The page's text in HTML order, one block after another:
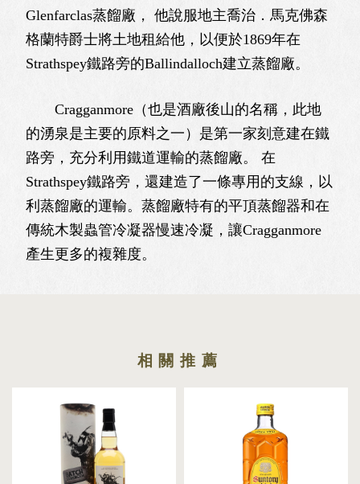
Glenfarclas蒸餾廠， 他說服地主喬治．馬克佛森
格蘭特爵士將土地租給他，以便於1869年在
Strathspey鐵路旁的Ballindalloch建立蒸餾廠。
Cragganmore（也是酒廠後山的名稱，此地
的湧泉是主要的原料之一）是第一家刻意建在鐵
路旁，充分利用鐵道運輸的蒸餾廠。 在
Strathspey鐵路旁，還建造了一條專用的支線，以
利蒸餾廠的運輸。蒸餾廠特有的平頂蒸餾器和在
傳統木製蟲管冷凝器慢速冷凝，讓Cragganmore
產生更多的複雜度。